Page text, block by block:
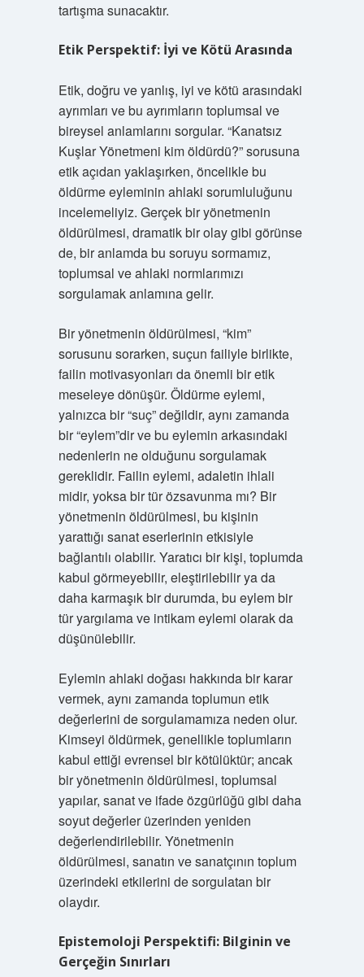
tartışma sunacaktır.
Etik Perspektif: İyi ve Kötü Arasında
Etik, doğru ve yanlış, iyi ve kötü arasındaki
ayrımları ve bu ayrımların toplumsal ve
bireysel anlamlarını sorgular. “Kanatsız
Kuşlar Yönetmeni kim öldürdü?” sorusuna
etik açıdan yaklaşırken, öncelikle bu
öldürme eyleminin ahlaki sorumluluğunu
incelemeliyiz. Gerçek bir yönetmenin
öldürülmesi, dramatik bir olay gibi görünse
de, bir anlamda bu soruyu sormamız,
toplumsal ve ahlaki normlarımızı
sorgulamak anlamına gelir.
Bir yönetmenin öldürülmesi, “kim”
sorusunu sorarken, suçun failiyle birlikte,
failin motivasyonları da önemli bir etik
meseleye dönüşür. Öldürme eylemi,
yalnızca bir “suç” değildir, aynı zamanda
bir “eylem”dir ve bu eylemin arkasındaki
nedenlerin ne olduğunu sorgulamak
gereklidir. Failin eylemi, adaletin ihlali
midir, yoksa bir tür özsavunma mı? Bir
yönetmenin öldürülmesi, bu kişinin
yarattığı sanat eserlerinin etkisiyle
bağlantılı olabilir. Yaratıcı bir kişi, toplumda
kabul görmeyebilir, eleştirilebilir ya da
daha karmaşık bir durumda, bu eylem bir
tür yargılama ve intikam eylemi olarak da
düşünülebilir.
Eylemin ahlaki doğası hakkında bir karar
vermek, aynı zamanda toplumun etik
değerlerini de sorgulamamıza neden olur.
Kimseyi öldürmek, genellikle toplumların
kabul ettiği evrensel bir kötülüktür; ancak
bir yönetmenin öldürülmesi, toplumsal
yapılar, sanat ve ifade özgürlüğü gibi daha
soyut değerler üzerinden yeniden
değerlendirilebilir. Yönetmenin
öldürülmesi, sanatın ve sanatçının toplum
üzerindeki etkilerini de sorgulatan bir
olaydır.
Epistemoloji Perspektifi: Bilginin ve
Gerçeğin Sınırları